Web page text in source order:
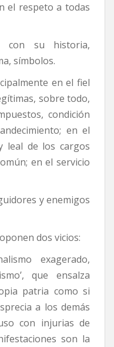
el respeto a todas
con su historia,
símbolos.
en el fiel
sobre todo,
condición
en el
leal de los cargos
en el servicio
y enemigos
dos vicios:
exagerado,
que ensalza
patria como si
a los demás
con injurias de
son la